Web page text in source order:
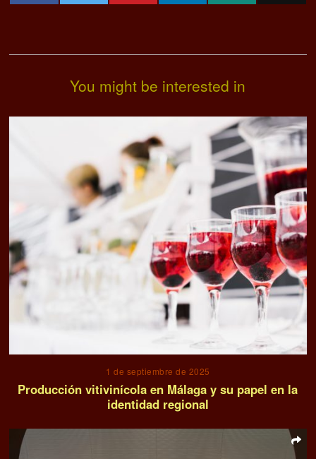
You might be interested in
1 de septiembre de 2025
Producción vitivinícola en Málaga y su papel en la
identidad regional